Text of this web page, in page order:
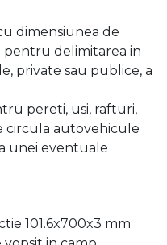
dimensiunea de
pentru delimitarea in
private sau publice, a
pereti, usi, rafturi,
circula autovehicule
unei eventuale
101.6x700x3 mm